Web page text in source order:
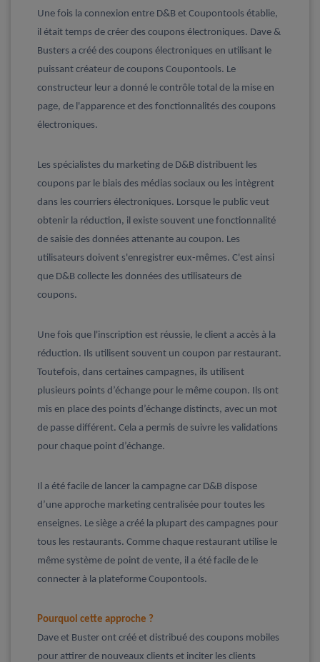
Une fois la connexion entre D&B et Coupontools établie,
il était temps de créer des coupons électroniques. Dave &
Busters a créé des coupons électroniques en utilisant le
puissant créateur de coupons Coupontools. Le
constructeur leur a donné le contrôle total de la mise en
page, de l'apparence et des fonctionnalités des coupons
électroniques.
Les spécialistes du marketing de D&B distribuent les
coupons par le biais des médias sociaux ou les intègrent
dans les courriers électroniques. Lorsque le public veut
obtenir la réduction, il existe souvent une fonctionnalité
de saisie des données attenante au coupon. Les
utilisateurs doivent s'enregistrer eux-mêmes. C'est ainsi
que D&B collecte les données des utilisateurs de
coupons.
Une fois que l'inscription est réussie, le client a accès à la
réduction. Ils utilisent souvent un coupon par restaurant.
Toutefois, dans certaines campagnes, ils utilisent
plusieurs points d’échange pour le même coupon. Ils ont
mis en place des points d’échange distincts, avec un mot
de passe différent. Cela a permis de suivre les validations
pour chaque point d’échange.
Il a été facile de lancer la campagne car D&B dispose
d’une approche marketing centralisée pour toutes les
enseignes. Le siège a créé la plupart des campagnes pour
tous les restaurants. Comme chaque restaurant utilise le
même système de point de vente, il a été facile de le
connecter à la plateforme Coupontools.
Pourquoi cette approche ?
Dave et Buster ont créé et distribué des coupons mobiles
pour attirer de nouveaux clients et inciter les clients